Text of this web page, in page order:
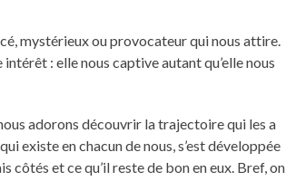
mystérieux ou provocateur qui nous attire.
: elle nous captive autant qu’elle nous
adorons découvrir la trajectoire qui les a
existe en chacun de nous, s’est développée
côtés et ce qu’il reste de bon en eux. Bref, on